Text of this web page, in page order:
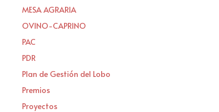
MESA AGRARIA
OVINO-CAPRINO
PAC
PDR
Plan de Gestión del Lobo
Premios
Proyectos